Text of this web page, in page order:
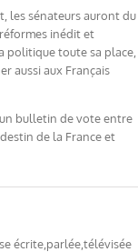
les sénateurs auront du
inédit et
politique toute sa place,
aussi aux Français
bulletin de vote entre
de la France et
écrite,parlée,télévisée